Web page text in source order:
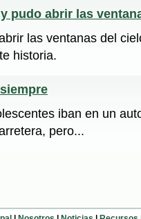
pudo abrir las
las ventanas del
historia.
iban en un
pero...